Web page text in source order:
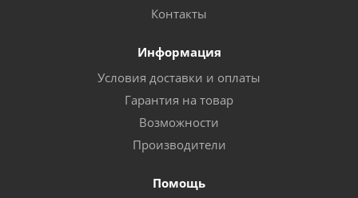
Контакты
Информация
Условия доставки и оплаты
Гарантия на товар
Возможности
Производители
Помощь